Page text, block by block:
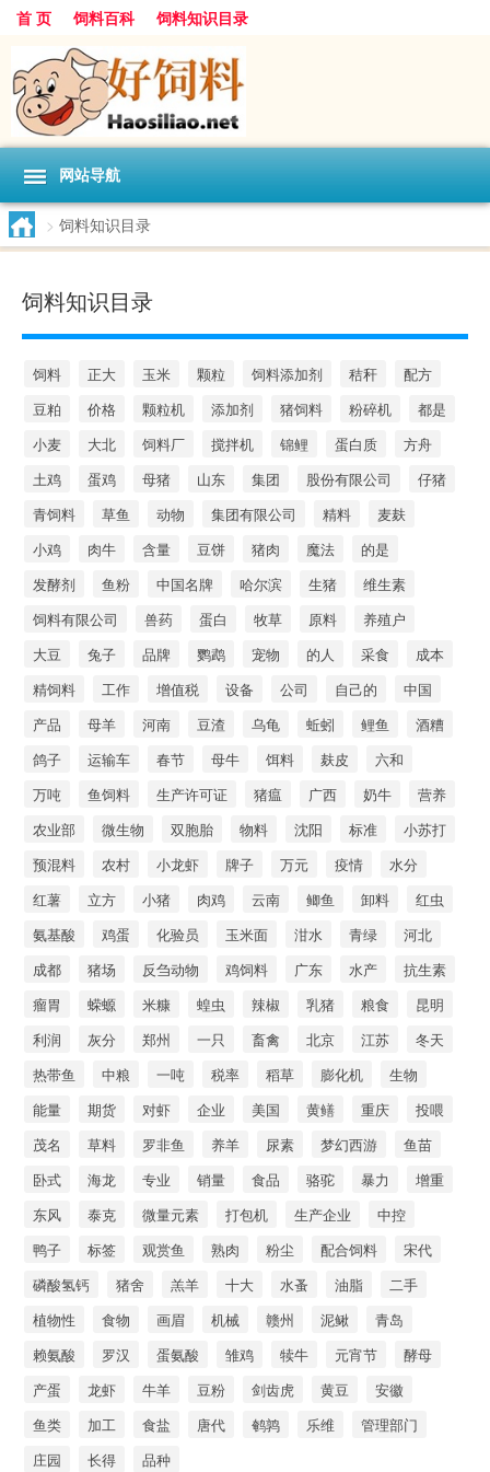
首 页 饲料百科 饲料知识目录
网站导航
> 饲料知识目录
饲料知识目录
饲料 正大 玉米 颗粒 饲料添加剂 秸秆
配方
豆粕
价格 颗粒机 添加剂 猪饲料 粉碎机
都是
小麦
大北 饲料厂 搅拌机 锦鲤 蛋白质
方舟
土鸡
蛋鸡 母猪 山东 集团 股份有限公司
仔猪
青饲料
草鱼 动物 集团有限公司 精料
麦麸
小鸡
肉牛 含量 豆饼 猪肉 魔法
的是
发酵剂
鱼粉 中国名牌 哈尔滨 生猪
维生素
饲料有限公司
兽药 蛋白 牧草 原料
养殖户
大豆
兔子 品牌 鹦鹉 宠物 的人 采食
成本
精饲料
工作 增值税 设备 公司 自己的
中国
产品
母羊 河南 豆渣 乌龟 蚯蚓 鲤鱼
酒糟
鸽子
运输车 春节 母牛 饵料 麸皮
六和
万吨
鱼饲料 生产许可证 猪瘟 广西 奶牛
营养
农业部
微生物 双胞胎 物料 沈阳 标准
小苏打
预混料
农村 小龙虾 牌子 万元 疫情
水分
红薯
立方 小猪 肉鸡 云南 鲫鱼 卸料
红虫
氨基酸
鸡蛋 化验员 玉米面 泔水 青绿
河北
成都
猪场 反刍动物 鸡饲料 广东 水产
抗生素
瘤胃
蝾螈 米糠 蝗虫 辣椒 乳猪 粮食
昆明
利润
灰分 郑州 一只 畜禽 北京 江苏
冬天
热带鱼
中粮 一吨 税率 稻草 膨化机
生物
能量
期货 对虾 企业 美国 黄鳝 重庆
投喂
茂名
草料 罗非鱼 养羊 尿素 梦幻西游
鱼苗
卧式
海龙 专业 销量 食品 骆驼 暴力
增重
东风
泰克 微量元素 打包机 生产企业
中控
鸭子
标签 观赏鱼 熟肉 粉尘 配合饲料
宋代
磷酸氢钙
猪舍 羔羊 十大 水蚤 油脂
二手
植物性
食物 画眉 机械 赣州 泥鳅
青岛
赖氨酸
罗汉 蛋氨酸 雏鸡 犊牛 元宵节
酵母
产蛋
龙虾 牛羊 豆粉 剑齿虎 黄豆
安徽
鱼类
加工 食盐 唐代 鹌鹑 乐维
管理部门
庄园
长得 品种